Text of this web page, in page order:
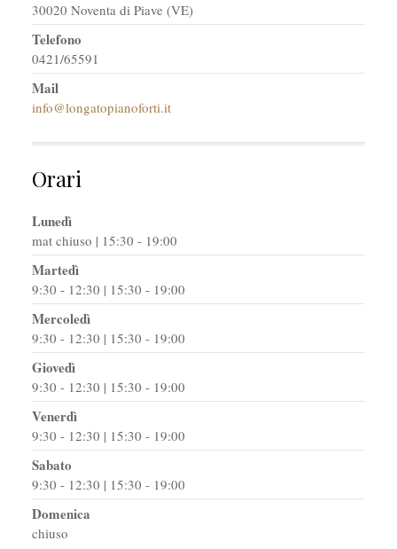
30020 Noventa di Piave (VE)
Telefono
0421/65591
Mail
info@longatopianoforti.it
Orari
Lunedì
mat chiuso | 15:30 - 19:00
Martedì
9:30 - 12:30 | 15:30 - 19:00
Mercoledì
9:30 - 12:30 | 15:30 - 19:00
Giovedì
9:30 - 12:30 | 15:30 - 19:00
Venerdì
9:30 - 12:30 | 15:30 - 19:00
Sabato
9:30 - 12:30 | 15:30 - 19:00
Domenica
chiuso